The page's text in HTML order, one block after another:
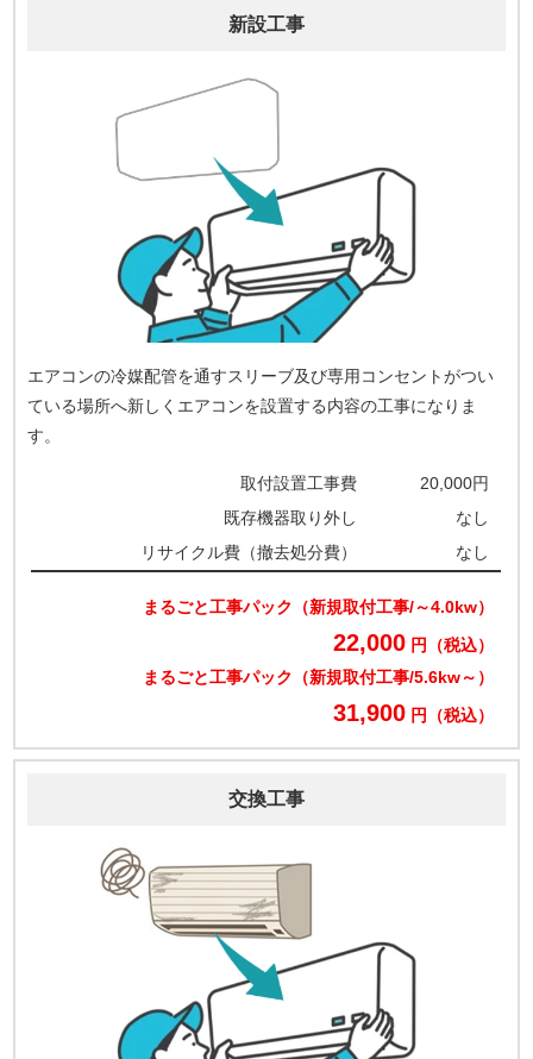
新設工事
エアコンの冷媒配管を通すスリーブ及び専用コンセントがつい
ている場所へ新しくエアコンを設置する内容の工事になりま
す。
取付設置工事費
20,000円
既存機器取り外し
なし
リサイクル費（撤去処分費）
なし
まるごと工事パック（新規取付工事/～4.0kw）
22,000 円（税込）
まるごと工事パック（新規取付工事/5.6kw～）
31,900 円（税込）
交換工事